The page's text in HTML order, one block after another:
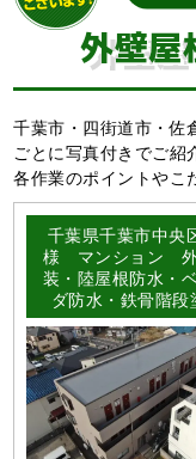
外壁屋
千葉市・四街道市・佐
ごとに写真付きでご紹
各作業のポイントやこ
千葉県千葉市中
様 マンション
装・陸屋根防水・
ダ防水・鉄骨階段